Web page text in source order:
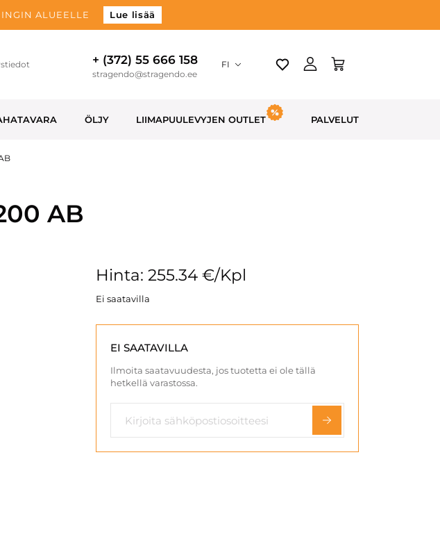
ALUEELLE Lue lisää
+ (372) 55 666 158
stragendo@stragendo.ee
FI
ÖLJY LIIMAPUULEVYJEN OUTLET PALVELUT
AB
Hinta: 255.34 €/Kpl
Ei saatavilla
EI SAATAVILLA
Ilmoita saatavuudesta, jos tuotetta ei ole tällä
hetkellä varastossa.